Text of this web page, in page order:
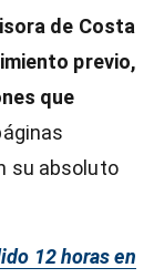
de Costa
previo,
que
su absoluto
12 horas en